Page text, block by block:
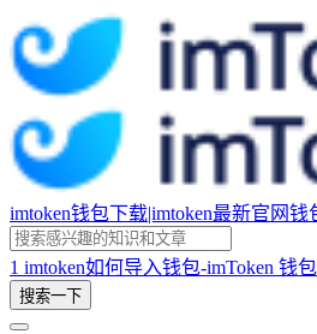
imtoken钱包下载|imtoken最新官网
1 imtoken如何导入钱包-imToken 钱
搜索一下